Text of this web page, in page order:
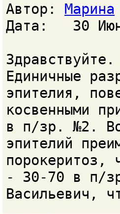
Автор: Марина
Дата: 30
Единичные
эпителия,
косвенными
в п/зр. №2.
эпителий
порокеритоз,
- 30-70 в п/
Васильевич,